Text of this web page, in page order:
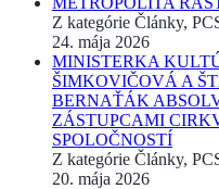
Z kategórie Články,
24. mája 2026
MINISTERKA
ŠIMKOVIČOVÁ A
BERNAŤÁK
ZÁSTUPCAMI
SPOLOČNOSTÍ
Z kategórie Články,
20. mája 2026